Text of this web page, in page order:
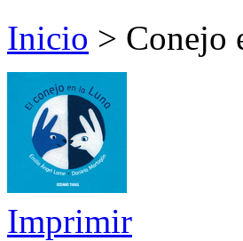
Inicio > Conejo
Imprimir